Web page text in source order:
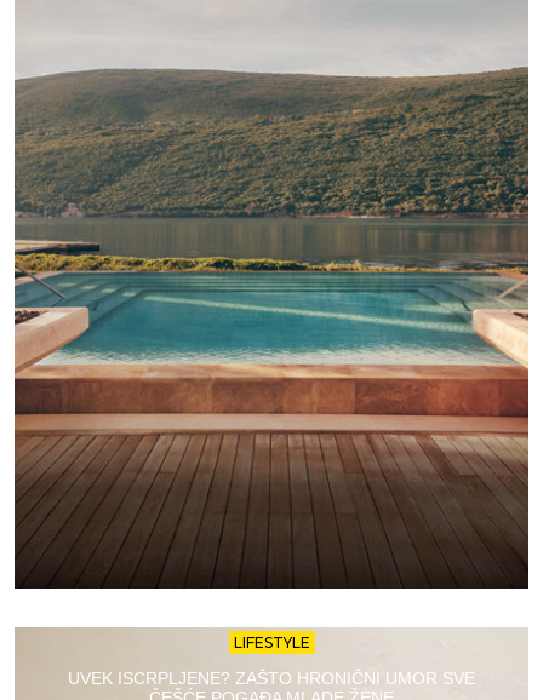
LIFESTYLE
UVEK ISCRPLJENE? ZAŠTO HRONIČNI UMOR SVE